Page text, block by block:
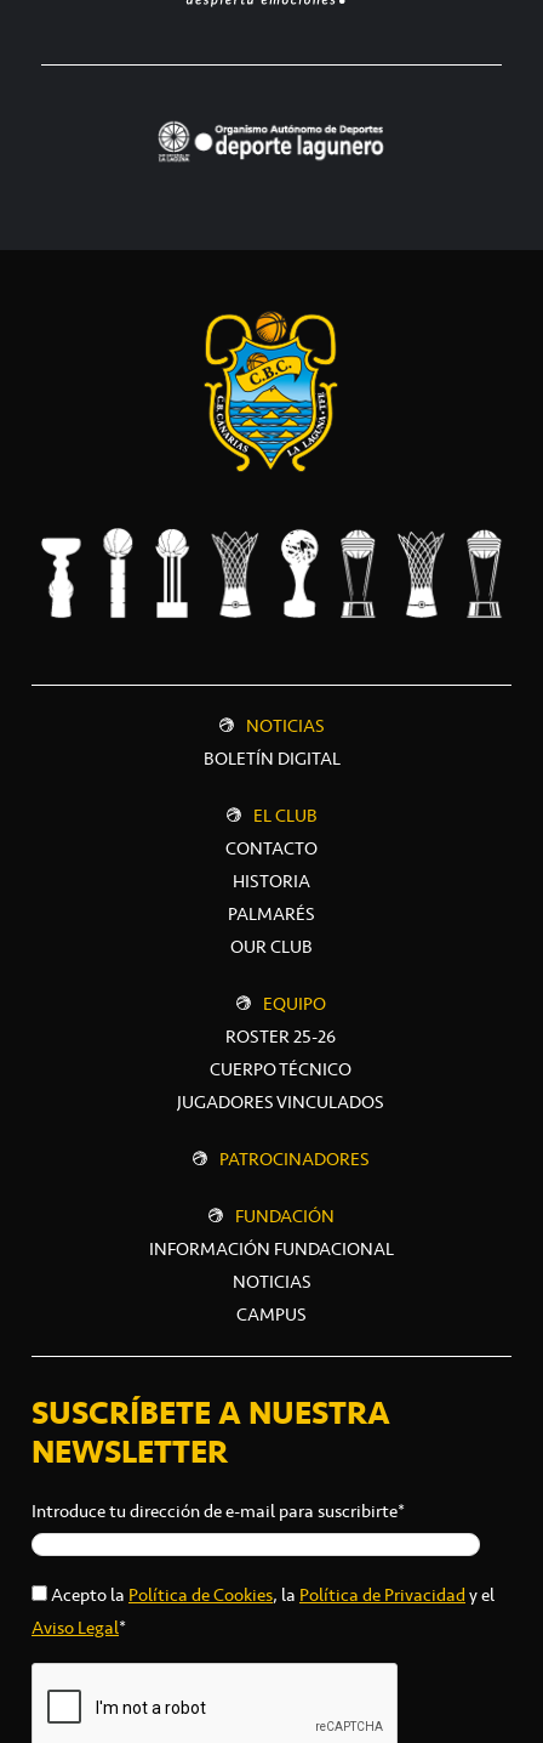
NOTICIAS
BOLETÍN DIGITAL
EL CLUB
CONTACTO
HISTORIA
PALMARÉS
OUR CLUB
EQUIPO
ROSTER 25-26
CUERPO TÉCNICO
JUGADORES VINCULADOS
PATROCINADORES
FUNDACIÓN
INFORMACIÓN FUNDACIONAL
NOTICIAS
CAMPUS
SUSCRÍBETE A NUESTRA
NEWSLETTER
Introduce tu dirección de e-mail para suscribirte*
Acepto laPolítica de Cookies, laPolítica de Privacidady el
Aviso Legal*